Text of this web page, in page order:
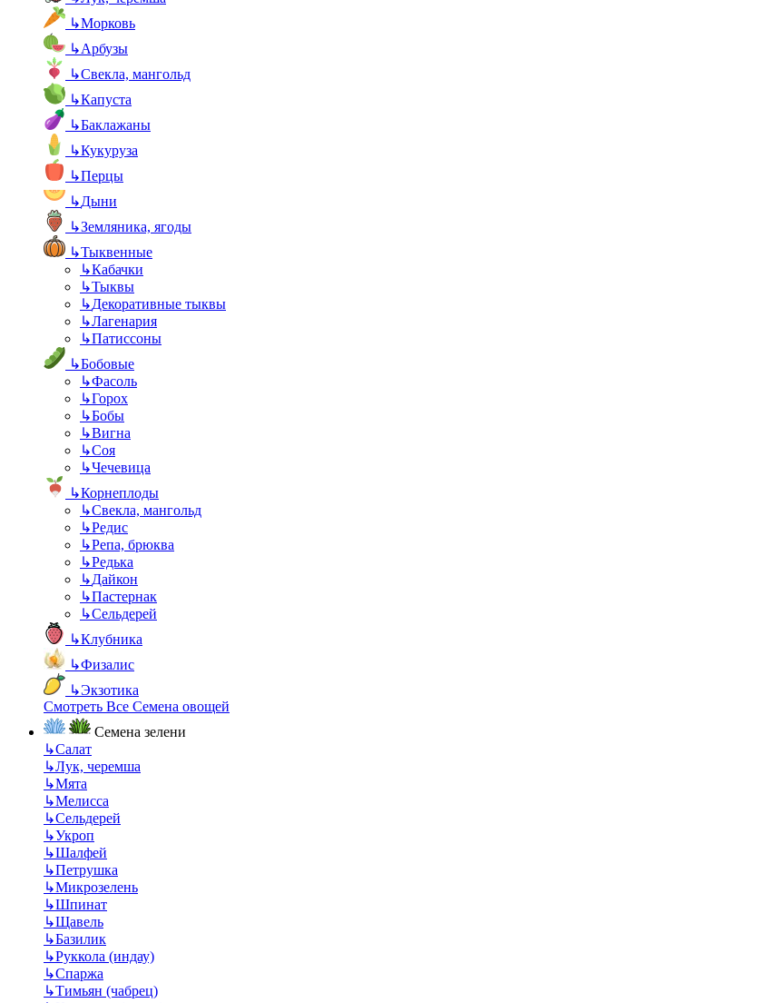
↳Морковь
↳Арбузы
↳Свекла, мангольд
↳Капуста
↳Баклажаны
↳Кукуруза
↳Перцы
↳Дыни
↳Земляника, ягоды
↳Тыквенные
↳Кабачки
↳Тыквы
↳Декоративные тыквы
↳Лагенария
↳Патиссоны
↳Бобовые
↳Фасоль
↳Горох
↳Бобы
↳Вигна
↳Соя
↳Чечевица
↳Корнеплоды
↳Свекла, мангольд
↳Редис
↳Репа, брюква
↳Редька
↳Дайкон
↳Пастернак
↳Сельдерей
↳Клубника
↳Физалис
↳Экзотика
Смотреть Все Семена овощей
Семена зелени
↳Салат
↳Лук, черемша
↳Мята
↳Мелисса
↳Сельдерей
↳Укроп
↳Шалфей
↳Петрушка
↳Микрозелень
↳Шпинат
↳Щавель
↳Базилик
↳Руккола (индау)
↳Спаржа
↳Тимьян (чабрец)